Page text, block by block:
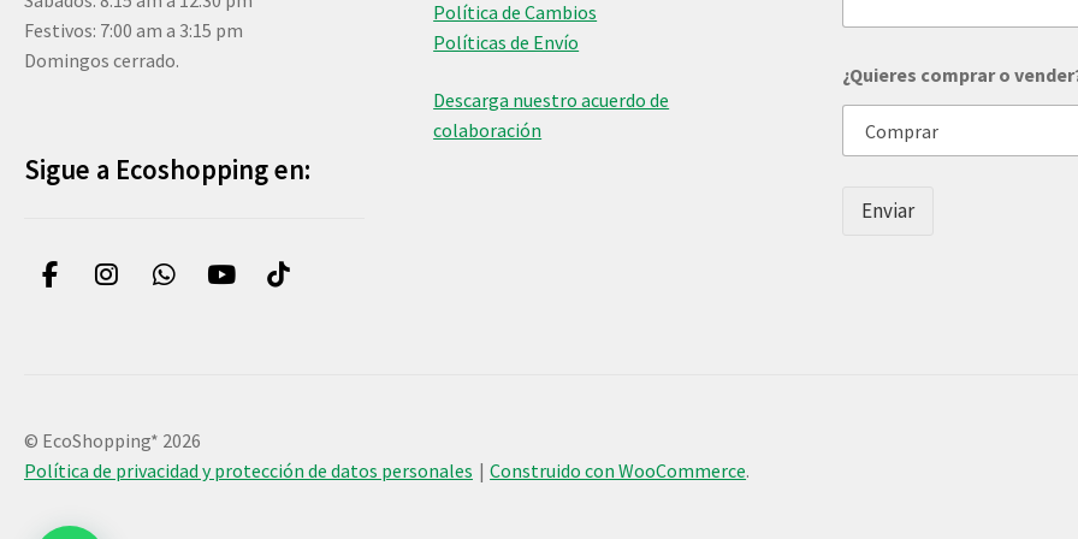
Festivos: 7:00 am a 3:15 pm
Domingos cerrado.
Sigue a Ecoshopping en:
Política de Cambios
Políticas de Envío
Descarga nuestro acuerdo de
colaboración
i
r
¿Quieres comprar o
Enviar
© EcoShopping* 2026
Política de privacidad y protección de datos personales
Construido con WooCommerce.